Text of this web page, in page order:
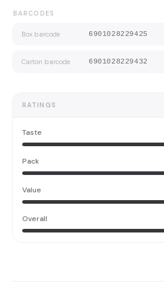
BARCODES
Box barcode 6901028229425
Carton barcode 6901028229432
RATINGS
Taste
Pack
Value
Overall